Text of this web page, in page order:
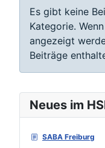
Neues im
SABA Freiburg
Information
Es gibt keine
Kategorie.
angezeigt
Beiträge